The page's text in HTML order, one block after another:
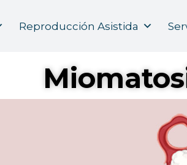
Reproducción Asistida